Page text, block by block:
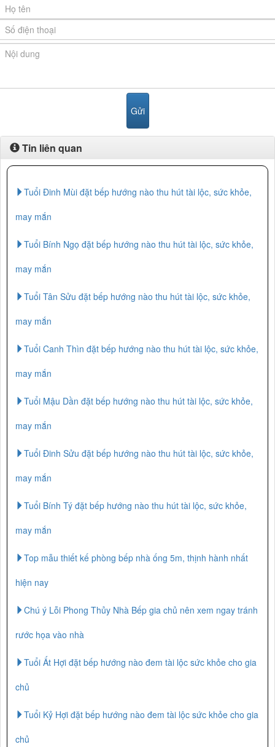
Tin liên quan
Tuổi Đinh Mùi đặt bếp hướng nào thu hút tài lộc, sức khỏe,
may mắn
Tuổi Bính Ngọ đặt bếp hướng nào thu hút tài lộc, sức khỏe,
may mắn
Tuổi Tân Sửu đặt bếp hướng nào thu hút tài lộc, sức khỏe,
may mắn
Tuổi Canh Thìn đặt bếp hướng nào thu hút tài lộc, sức khỏe,
may mắn
Tuổi Mậu Dần đặt bếp hướng nào thu hút tài lộc, sức khỏe,
may mắn
Tuổi Đinh Sửu đặt bếp hướng nào thu hút tài lộc, sức khỏe,
may mắn
Tuổi Bính Tý đặt bếp hướng nào thu hút tài lộc, sức khỏe,
may mắn
Top mẫu thiết kế phòng bếp nhà ống 5m, thịnh hành nhất
hiện nay
Chú ý Lỗi Phong Thủy Nhà Bếp gia chủ nên xem ngay tránh
rước họa vào nhà
Tuổi Ất Hợi đặt bếp hướng nào đem tài lộc sức khỏe cho gia
chủ
Tuổi Kỷ Hợi đặt bếp hướng nào đem tài lộc sức khỏe cho gia
chủ